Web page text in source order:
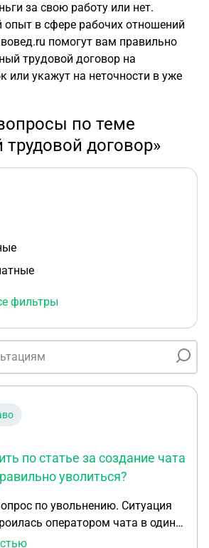
за свою работу или нет.
в сфере рабочих отношений
помогут вам правильно
трудовой договор на
или укажут на неточности в уже
по теме
договор»
фильтры
по статье за создание чата
уволиться?
по увольнению. Ситуация
оператором чата в один
трудовой